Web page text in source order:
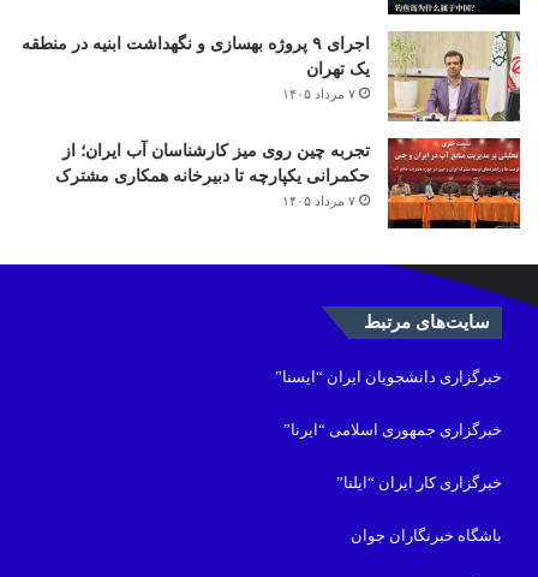
اجرای ۹ پروژه بهسازی و نگهداشت ابنیه در منطقه
یک تهران
۷ مرداد ۱۴۰۵
تجربه چین روی میز کارشناسان آب ایران؛ از
حکمرانی یکپارچه تا دبیرخانه همکاری مشترک
۷ مرداد ۱۴۰۵
سایت‌های مرتبط
خبرگزاری دانشجویان ایران “ایسنا”
خبرگزاری جمهوری اسلامی “ایرنا”
خبرگزاری کار ایران “ایلنا”
باشگاه خبرنگاران جوان